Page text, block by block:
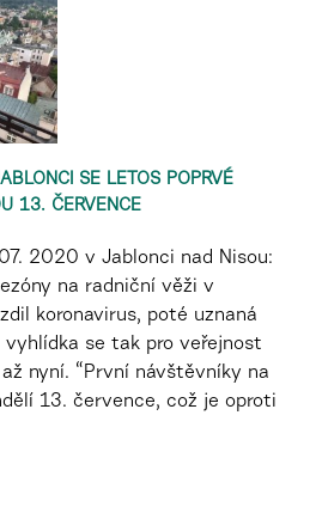
SE LETOS POPRVÉ
13. ČERVENCE
2020 v Jablonci nad Nisou:
na radniční věži v
koronavirus, poté uznaná
vyhlídka se tak pro veřejnost
nyní. “První návštěvníky na
13. července, což je oproti